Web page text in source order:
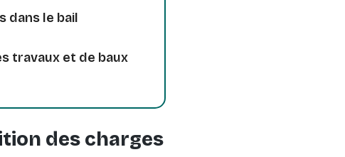
dans le bail
travaux et de baux
des charges